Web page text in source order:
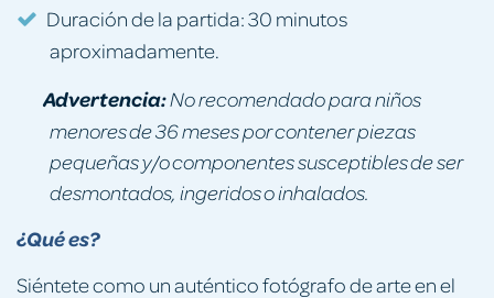
¿Qué es?
Siéntete como un auténtico fotógrafo de arte en el
Duración de la partida: 30 minutos
aproximadamente.
Advertencia:No recomendado para niños
menores de 36 meses por contener piezas
pequeñas y/o componentes susceptibles de ser
desmontados, ingeridos o inhalados.